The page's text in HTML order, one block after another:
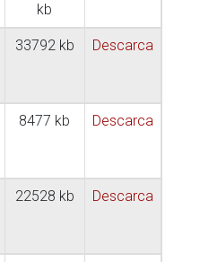
kb
33792 kb Descarca
8477 kb Descarca
22528 kb Descarca